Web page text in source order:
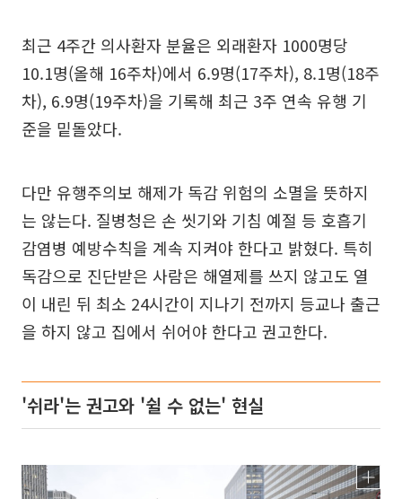
최근 4주간 의사환자 분율은 외래환자 1000명당
10.1명(올해 16주차)에서 6.9명(17주차), 8.1명(18주
차), 6.9명(19주차)을 기록해 최근 3주 연속 유행 기
준을 밑돌았다.
다만 유행주의보 해제가 독감 위험의 소멸을 뜻하지
는 않는다. 질병청은 손 씻기와 기침 예절 등 호흡기
감염병 예방수칙을 계속 지켜야 한다고 밝혔다. 특히
독감으로 진단받은 사람은 해열제를 쓰지 않고도 열
이 내린 뒤 최소 24시간이 지나기 전까지 등교나 출근
을 하지 않고 집에서 쉬어야 한다고 권고한다.
'쉬라'는 권고와 '쉴 수 없는' 현실